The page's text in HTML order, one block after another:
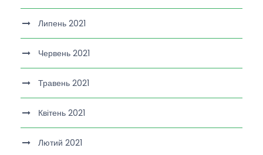
Липень 2021
Червень 2021
Травень 2021
Квітень 2021
Лютий 2021